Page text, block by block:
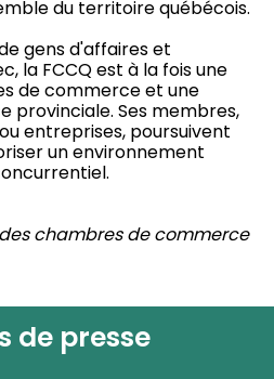
du territoire québécois.
gens d'affaires et
la FCCQ est à la fois une
de commerce et une
provinciale. Ses membres,
entreprises, poursuivent
un environnement
chambres de commerce
de presse